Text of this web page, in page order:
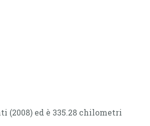
(2008) ed è 335.28 chilometri